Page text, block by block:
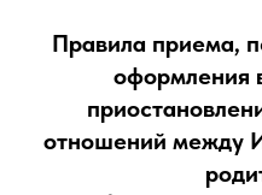
Правила приема,
оформления
отношений между